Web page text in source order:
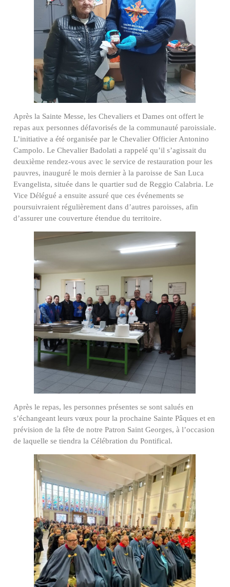
Après la Sainte Messe, les Chevaliers et Dames ont offert le
repas aux personnes défavorisés de la communauté paroissiale.
L’initiative a été organisée par le Chevalier Officier Antonino
Campolo. Le Chevalier Badolati a rappelé qu’il s’agissait du
deuxième rendez-vous avec le service de restauration pour les
pauvres, inauguré le mois dernier à la paroisse de San Luca
Evangelista, située dans le quartier sud de Reggio Calabria. Le
Vice Délégué a ensuite assuré que ces événements se
poursuivraient régulièrement dans d’autres paroisses, afin
d’assurer une couverture étendue du territoire.
Après le repas, les personnes présentes se sont salués en
s’échangeant leurs vœux pour la prochaine Sainte Pâques et en
prévision de la fête de notre Patron Saint Georges, à l’occasion
de laquelle se tiendra la Célébration du Pontifical.